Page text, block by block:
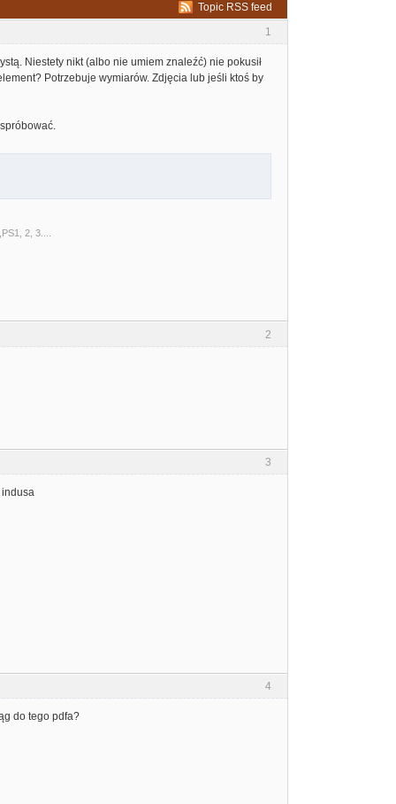
Topic RSS feed
1
Niestety nikt (albo nie umiem znaleźć) nie pokusił
Potrzebuje wymiarów. Zdjęcia lub jeśli ktoś by
2, 3....
2
3
4
do tego pdfa?